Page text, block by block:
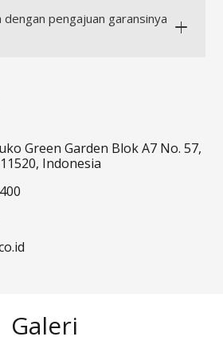
dengan pengajuan garansinya
Green Garden Blok A7 No. 57,
Indonesia
Galeri